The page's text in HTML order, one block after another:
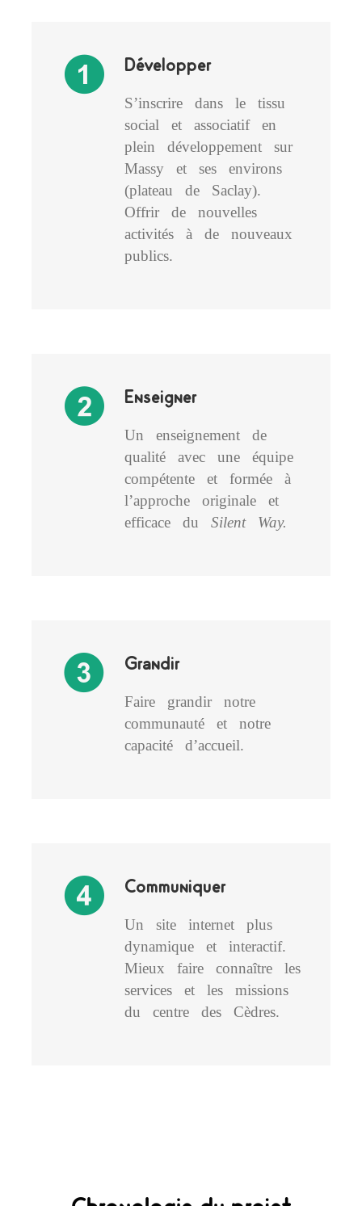
Développer
S’inscrire dans le tissu
social et associatif en
plein développement sur
Massy et ses environs
(plateau de Saclay).
Offrir de nouvelles
activités à de nouveaux
publics.
Enseigner
Un enseignement de
qualité avec une équipe
compétente et formée à
l’approche originale et
efficace du Silent Way.
Grandir
Faire grandir notre
communauté et notre
capacité d’accueil.
Communiquer
Un site internet plus
dynamique et interactif.
Mieux faire connaître les
services et les missions
du centre des Cèdres.